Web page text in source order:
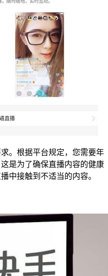
。根据平台规定，您需要年
是为了确保直播内容的健康
中接触到不适当的内容。